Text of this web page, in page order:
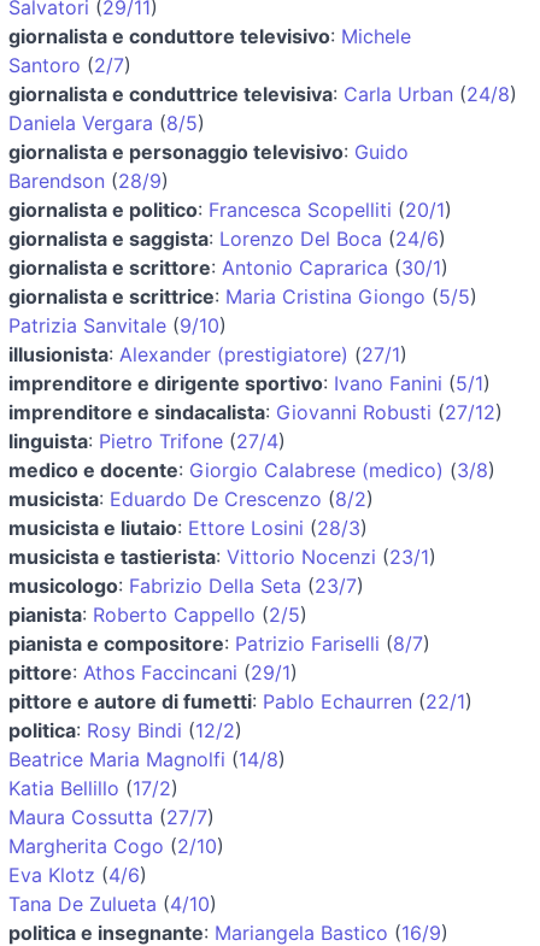
Salvatori (29/11)
giornalista e conduttore televisivo: Michele
Santoro (2/7)
giornalista e conduttrice televisiva: Carla Urban (24/8)
Daniela Vergara (8/5)
giornalista e personaggio televisivo: Guido
Barendson (28/9)
giornalista e politico: Francesca Scopelliti (20/1)
giornalista e saggista: Lorenzo Del Boca (24/6)
giornalista e scrittore: Antonio Caprarica (30/1)
giornalista e scrittrice: Maria Cristina Giongo (5/5)
Patrizia Sanvitale (9/10)
illusionista: Alexander (prestigiatore) (27/1)
imprenditore e dirigente sportivo: Ivano Fanini (5/1)
imprenditore e sindacalista: Giovanni Robusti (27/12)
linguista: Pietro Trifone (27/4)
medico e docente: Giorgio Calabrese (medico) (3/8)
musicista: Eduardo De Crescenzo (8/2)
musicista e liutaio: Ettore Losini (28/3)
musicista e tastierista: Vittorio Nocenzi (23/1)
musicologo: Fabrizio Della Seta (23/7)
pianista: Roberto Cappello (2/5)
pianista e compositore: Patrizio Fariselli (8/7)
pittore: Athos Faccincani (29/1)
pittore e autore di fumetti: Pablo Echaurren (22/1)
politica: Rosy Bindi (12/2)
Beatrice Maria Magnolfi (14/8)
Katia Bellillo (17/2)
Maura Cossutta (27/7)
Margherita Cogo (2/10)
Eva Klotz (4/6)
Tana De Zulueta (4/10)
politica e insegnante: Mariangela Bastico (16/9)